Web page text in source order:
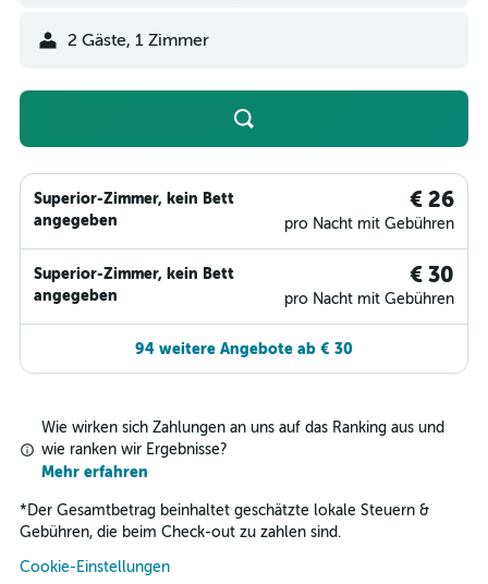
2 Gäste, 1 Zimmer
Superior-Zimmer, kein Bett
angegeben
€ 26
pro Nacht mit Gebühren
Superior-Zimmer, kein Bett
angegeben
€ 30
pro Nacht mit Gebühren
94 weitere Angebote ab € 30
Wie wirken sich Zahlungen an uns auf das Ranking aus und
wie ranken wir Ergebnisse?
Mehr erfahren
* Der Gesamtbetrag beinhaltet geschätzte lokale Steuern &
Gebühren, die beim Check-out zu zahlen sind.
Cookie-Einstellungen